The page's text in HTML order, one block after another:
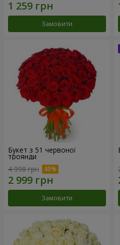
Замовити
Букет з 51 червоної
троянди
4 998 грн
Замовити